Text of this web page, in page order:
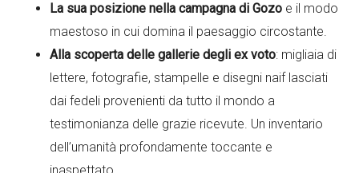
La sua posizione nella campagna di Gozo e il modo
maestoso in cui domina il paesaggio circostante.
Alla scoperta delle gallerie degli ex voto: migliaia di
lettere, fotografie, stampelle e disegni naif lasciati
dai fedeli provenienti da tutto il mondo a
testimonianza delle grazie ricevute. Un inventario
dell’umanità profondamente toccante e